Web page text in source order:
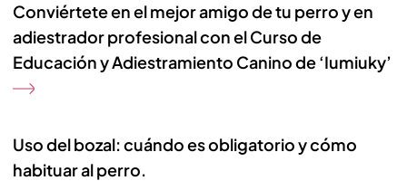
Conviértete en el mejor amigo de tu perro y en
adiestrador profesional con el Curso de
Educación y Adiestramiento Canino de ‘Iumiuky’
Uso del bozal: cuándo es obligatorio y cómo
habituar al perro.